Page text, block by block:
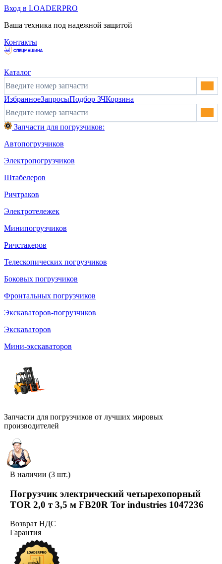
Вход в LOADERPRO
Ваша техника под надежной защитой
Контакты
Каталог
ИзбранноеЗапросыПодбор ЗЧКорзина
Запчасти для погрузчиков:
Автопогрузчиков
Электропогрузчиков
Штабелеров
Ричтраков
Электротележек
Минипогрузчиков
Ричстакеров
Телескопических погрузчиков
Боковых погрузчиков
Фронтальных погрузчиков
Экскаваторов-погрузчиков
Экскаваторов
Мини-экскаваторов
Запчасти для погрузчиков от лучших мировых
производителей
В наличии (3 шт.)
Погрузчик электрический четырехопорный
TOR 2,0 т 3,5 м FB20R Tor industries 1047236
Возврат НДС
Гарантия